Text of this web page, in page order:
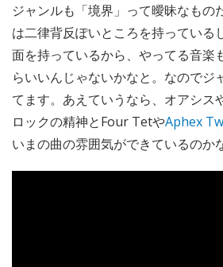
ジャンルも「境界」って曖昧なもの
は二律背反ぽいところを持っている
面を持っているから、やってる音楽
らいいんじゃないかなと。なのでジ
てます。あえていうなら、オアシス
ロックの精神とFour TetやAphex
いまの曲の雰囲気ができているのかな